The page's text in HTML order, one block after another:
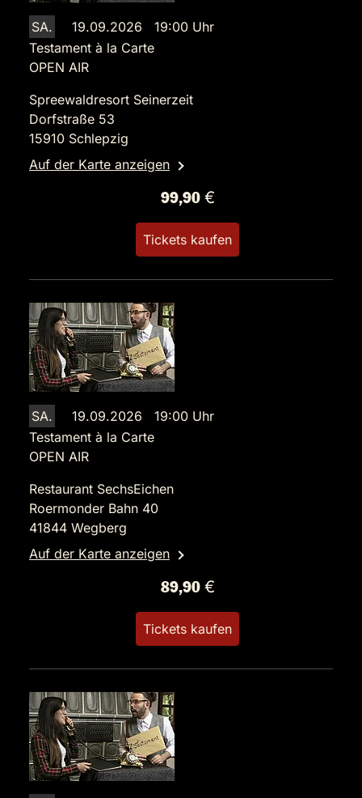
SA.
19.09.2026 19:00 Uhr
Testament à la Carte
OPEN AIR
Spreewaldresort Seinerzeit
Dorfstraße 53
15910 Schlepzig
Auf der Karte anzeigen
99,90 €
Tickets kaufen
SA.
19.09.2026 19:00 Uhr
Testament à la Carte
OPEN AIR
Restaurant SechsEichen
Roermonder Bahn 40
41844 Wegberg
Auf der Karte anzeigen
89,90 €
Tickets kaufen